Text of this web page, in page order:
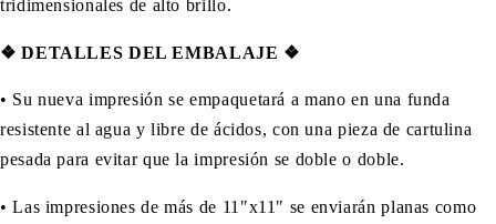
tridimensionales de alto brillo.
❖ DETALLES DEL EMBALAJE ❖
• Su nueva impresión se empaquetará a mano en una funda
resistente al agua y libre de ácidos, con una pieza de cartulina
pesada para evitar que la impresión se doble o doble.
• Las impresiones de más de 11"x11" se enviarán planas como